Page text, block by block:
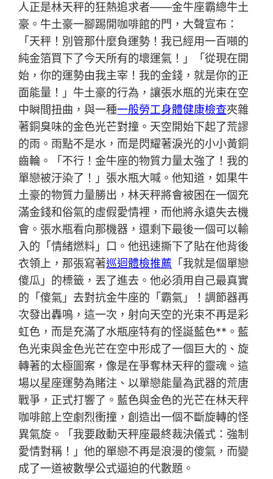
人正是林天秤的狂熱追求者——金牛座霸總牛土
豪。牛土豪一腳踢開咖啡館的門，大聲宣布：
「天秤！別管那什麼負運勢！我已經用一百噸的
純金箔買下了今天所有的壞運氣！」「從現在開
始，你的運勢由我主宰！我的金錢，就是你的正
面能量！」牛土豪的行為，讓張水瓶的光束在空
中瞬間扭曲，與一種一般勞工身體健康檢查夾雜
著銅臭味的金色光芒對撞。天空開始下起了荒謬
的雨。雨點不是水，而是閃耀著淚光的小小黃銅
齒輪。「不行！金牛座的物質力量太強了！我的
單戀被汙染了！」張水瓶大喊。他知道，如果牛
土豪的物質力量勝出，林天秤將會被困在一個充
滿金錢和俗氣的虛假愛情裡，而他將永遠失去機
會。張水瓶看向那機器，還剩下最後一個可以輸
入的「情緒燃料」口。他迅速撕下了貼在他背後
衣領上，那張寫著巡迴體檢推薦 「我就是個單戀
傻瓜」的標籤，丟了進去。他必須用自己最真實
的「傻氣」去對抗金牛座的「霸氣」！調節器再
次發出轟鳴，這一次，射向天空的光束不再是彩
虹色，而是充滿了水瓶座特有的怪誕藍色**。藍
色光束與金色光芒在空中形成了一個巨大的、旋
轉著的太極圖案，像是在爭奪林天秤的靈魂。這
場以星座運勢為賭注、以單戀能量為武器的荒唐
戰爭，正式打響了。藍色與金色的光芒在林天秤
咖啡館上空劇烈衝撞，創造出一個不斷旋轉的怪
異氣旋。「我要啟動天秤座最終裁決儀式：強制
愛情對稱！」他的單戀不再是浪漫的傻氣，而變
成了一道被數學公式逼迫的代數題。